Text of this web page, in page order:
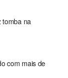
tomba na
com mais de